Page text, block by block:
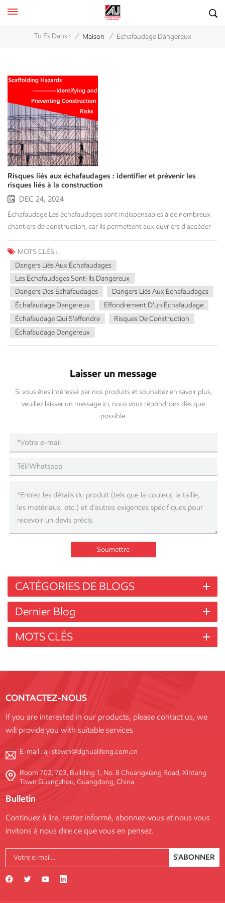
Tu Es Dans : / Maison / Échafaudage Dangereux
Risques liés aux échafaudages : identifier et prévenir les
risques liés à la construction
DEC 24, 2024
Échafaudage Les échafaudages sont indispensables à de nombreux chantiers de construction, car ils permettent aux ouvriers d'accéder aux zones actuellement inaccessibles. Cela dit, en quoi sont-ils dangereux ? Ils sont certes bénéfiques pour la sécurité et l'efficacité sur le chantier, mais ils peuvent représenter des dangers pour les ouvriers s'ils sont mal utilisés ou mal entretenus. Grâce à cette connaissance des dangers liés à l'environnement de construction, des précautions peuvent réduire considérablement les risques d'accidents et de blessures. Les chutes de hauteur constituent la grande majorité des accidents d'échafaudage Les chutes sont la principale cause de décès sur les chantiers de construction. Les échafaudages constituent une source majeure de ce risque. Ces chutes peuvent survenir pour les raisons suivantes :Garde-corps manquants ou inadéquats : la lisse supérieure, la lisse médiane et les plinthes sont essentielles pour empêcher les travailleurs de tomber de la plate-forme.Absence de systèmes antichute personnels : lorsque les plates-formes ne sont pas entièrement recouvertes de planches ou que les garde-corps ne sont pas réalisables, les travailleurs doivent utiliser des systèmes antichute personnels (PFAS).Plateformes instables ou incomplètes : des espaces dans les planches, des plates-formes surchargées ou des planches qui bougent peuvent entraîner des trébuchements et des chutes. Mesures préventives:Assurez-vous que les garde-corps, les garde-corps intermédiaires et les planches de protection sont toujours fixés et qu'un système de protection contre les chutes existe.Assurez-vous que l'échafaudage repose sur une surface solide et plane. Utilisez des plaques de base ou des lisses de fondation pour sécuriser l'échafaudage en cas de besoin.Les travailleurs sont formés à l’utilisation des échafaudages et aux mesures de protection contre les chutes, ainsi qu’aux inspections de sécurité et à la supervision appropriées et régulières. Risque de défaillance structurelle : effondrement d'un échafaudage L'effondrement total ou partiel d'un échafaudage est un scénario cauchemardesque. Il peut être causé par :Montage ou démontage incorrect : Le non-respect des instructions du fabricant ou des plans de conception spécifiques du projet peut compromettre la stabilité de l'échafaudage.Fondations inadéquates : L'échafaudage doit être érigé sur une base stable et plane. Un sol meuble, des débris ou l'absence de plaques de base peuvent entraîner un effondrement.Surcharge : Dépasser la charge maximale prévue peut exercer une pression immense sur la structure, provoquant son flambage ou sa défaillance.Dommages aux composants : les cadres, attaches ou supports endommagés peuvent affaiblir l’ensemble du système. Mesures préventives:Suivez les spécifications du fabricant et obéissez à toutes les règles et réglementations concernant le montage de l'échafaudage.Vérifiez l'échafaudage avant chaque quart de travail et retirez les pièces cassées ou usées. Portez une attention particulière aux connexions, aux joints et aux supports.Évitez de surcharger l'échafaudage. La capacité de charge de l'échafaudage doit être indiquée et clairement respectée. Chute d'objets : dangers liés aux outils et aux matériaux Le fait de ne pas fixer les outils, les matériaux ou les débris, ou de disposer d'un échafaudage incohérent avec des objets inutiles, expose les personnes situées en dessous au risque de blessures causées par la chute de matériaux de l'échafaudage sur elles. Mesures préventives:Les outils, l’équipement et le matériel doivent rester sécurisés à tout moment lorsqu’ils ne sont pas utilisés.Des attaches ou des longes pour outils doivent être utilisées pour éviter de faire tomber l'équipement. Des filets ou des plateformes de récupération peuvent être installés sous l'échafaudage afin de récupérer les objets qui tombent.L'EPI pour les travailleurs au sol comprendra des casques de sécurité. Utilisation inappropriée des échafaudages : manque de formation et de sensibilisation Les ouvriers non qualifiés et non instruits, avec peu ou pas de formation en échafaudage, passent à l'étape suivante en utilisant abusivement les échafaudages sur le chantier, créant toutes sortes de situations dangereuses, allant d'un assemblage incorrect, en passant par des violations du protocole de sécurité et en ignorant complètement l'équipement de sécurité approprié des échafaudages. Mesures préventives：Prendre des dispositions pour fournir une formation adéquate à tout le personnel impliqué dans le montage, le déplacement ou l'utilisation d'échafaudages sur l'utilisation sûre de la construction d'échafaudages, la sensibilisation aux dangers potentiels et l'utilisation correcte de la protection contre les chutes.Aidez à vous assurer que les travailleurs sont informés avant de commencer le travail des pratiques d'échafaudage sécuritaires et de la sensibilisation aux dangers grâce à des séances d'information sur la sécurité et à des formations de recyclage. Mauvais entretien des échafaudages : usure au fil du temps L'exposition à des éléments ouverts, l'utilisation ou un accident physique peuvent entraîner des dommages. L'intégrité d'un échafaudage se détériore inévitablement si l'entretien régulier est négligé, ce qui peut entraîner un accident. Mesures préventives: Inspectez régulièrement l'échafaudage, notamment l'état des planches, des poteaux, des coupleurs et des supports. Toute pièce endommagée doit être remplacée immédiatement. En cas de conditions météorologiques extrêmes et soudaines, les échafaudages qui auraient dû être utilisés à l'extérieur doivent être nettoyés et inspectés correctement après les intempéries afin de garantir qu'ils sont toujours utilisables. Accès inadéquat aux échafaudages : risques d'escalade Les travailleurs de l'éducation physique qui montent sur des échafaudages ou se rendent aux étages respectifs sans accès entraîneront des chutes et des blessures. Mesures préventives:L'employeur doit fournir des moyens sûrs et désignés permettant aux travailleurs d'accéder aux différents niveaux de l'échafaudage, comme des échelles ou des escaliers.Les cadres ou les tuyaux d'échafaudage ne doivent pas être utilisés pour l'escalade par les travailleurs, à moins qu'ils ne soient spécifiquement conçus pour assurer un accès sûr. Risques électriques : contact avec les fils Les échafaudages installés à proximité de fils électriques présentent un risque électrique mortel. Un échafaudage construit trop près de fils électriques ou un manque de sensibilisation à la sécurité électrique peuvent amener les travailleurs, par ignorance, à entrer en contact avec les fils et à subir des décharges électriques. Mesures préventives:Étendez l'échafaudage à une distance sûre et considérable des câbles aériens ; normalement à au moins 10 pieds des câbles.Utilisez des outils isolés et portez des gants appropriés lorsque vous travaillez à proximité de risques électriques.Évitez d'utiliser des échafaudages métalliques à proximité de fils électriques. En cas d'utilisation d'échafaudages métalliques, il est recommandé d'utiliser d'autres matériaux non conducteurs ou de garantir une mise à la terre adéquate.Former les travailleurs à la sécurité électrique, leur permettant de reconnaître et d’éviter les dangers en toute sécurité. Risques liés aux conditions météorologiques La pluie, la neige ou le verglas augmentent les risques de glissade et de chute. Les vents violents peuvent rendre les échafaudages instables, ce qui représente un danger pour les travailleurs et pour l'échafaudage lui-même. Mesures préventives:Utilisez un matériau de terrasse antidérapant pour éviter les glissades.Ne travaillez pas sur un échafaudage par mauvais temps, comme par vent ou pluie.Fixez l’échafaudage en place et utilisez des attaches ou des haubans pour le stabiliser en cas de vent.Déneigez ou déglacez les plates-formes avant de commencer les travaux. Fondations inégales ou faibles Les échafaudages érigés sur un sol irrégulier ou meuble peuvent s'incliner, s'enfoncer ou s'effondrer, mettant en danger les travailleurs et les personnes à proximité. Mesures préventives:Placez l'échafaudage sur une plaque de base solide ou un seuil de boue pour répartir uniformément le poids.Évaluez les conditions du sol pour vous assurer qu’il peut supporter le poids de l’échafaudage et sa charge.Utilisez des stabilisateurs réglables pour compenser les surfaces inégales et maintenir la plate-forme à niveau.Inspectez régulièrement les fondations de l’échafaudage, en particulier après des changements environnementaux tels que la pluie. Exposition à des matières dangereuses Les travailleurs utilisant des échafaudages pour des tâches telles que la peinture, le soudage ou le nettoyage peuvent être exposés à des matières dangereuses telles que des vapeurs de peinture, de la poussière ou des produits chimiques. Mesures préventives:Équipez les travailleurs de masques, de respirateurs, de gants et de lunettes de protection en fonction des dangers spécifiques auxquels ils peuvent être confrontés.Installez des ventilateurs ou des filtres à air pour améliorer la circulation de l’air et réduire la concentration de particules en suspension dans l’air.Utilisez des capteurs pour mesurer et contrôler la présence de gaz ou de particules dangereux dans l’environnement de travail. Risques liés au retrait des échafaudages Le processus de retrait peut être dangereux en raison du risque de chute de composants, de perte de stabilité de l'échafaudage ou de mauvaise manipulation des matériaux. Mesures préventives:Utilisez une approche systématique pour le retrait des échafaudages, en travaillant de haut en bas.Former les travailleurs pour s’assurer qu’ils comprennent le processus de retrait et sont conscients des risques encourus.Les ouvriers portent des gants, des casques, des ceintures de sécurité et des outils spéciaux pour la démolition.Retirez les supports ou les attaches pour
MOTS CLÉS :
Dangers Liés Aux Échafaudages
Les Échafaudages Sont-Ils Dangereux
Dangers Des Échafaudages
Dangers Liés Aux Échafaudages
Échafaudage Dangereux
Effondrement D'un Échafaudage
Échafaudage Qui S'effondre
Risques De Construction
Échafaudage Dangereux
Laisser un message
Si vous êtes intéressé par nos produits et souhaitez en savoir plus,
veuillez laisser un message ici, nous vous répondrons dès que
possible.
Soumettre
CATÉGORIES DE BLOGS
Dernier Blog
MOTS CLÉS
CONTACTEZ-NOUS
If you are interested in our products, please contact us, we
will provide you with suitable services
E-mail :aj-steven@dghualifeng.com.cn
Room 702, 703, Building 1, No. 8 Chuangxiang Road, Xintang
Town Guangzhou, Guangdong, China
Bulletin
Continuez à lire, restez informé, abonnez-vous et nous vous
invitons à nous dire ce que vous en pensez.
S'ABONNER